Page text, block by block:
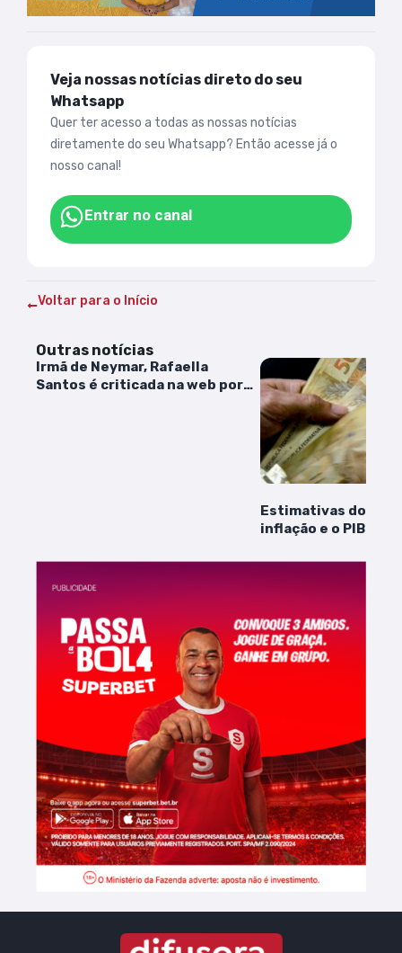
Veja nossas notícias direto do seu
Whatsapp
Quer ter acesso a todas as nossas notícias
diretamente do seu Whatsapp? Então acesse já o
nosso canal!
Entrar no canal
Voltar para o Início
Outras notícias
Irmã de Neymar, Rafaella
Santos é criticada na web por
Estimativas do
inflação e o PIB